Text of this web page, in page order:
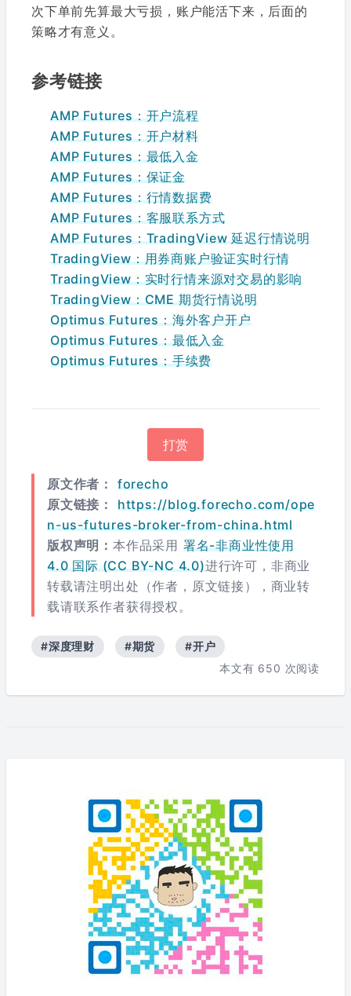
次下单前先算最大亏损，账户能活下来，后面的
策略才有意义。
参考链接
AMP Futures：开户流程
AMP Futures：开户材料
AMP Futures：最低入金
AMP Futures：保证金
AMP Futures：行情数据费
AMP Futures：客服联系方式
AMP Futures：TradingView 延迟行情说明
TradingView：用券商账户验证实时行情
TradingView：实时行情来源对交易的影响
TradingView：CME 期货行情说明
Optimus Futures：海外客户开户
Optimus Futures：最低入金
Optimus Futures：手续费
打赏
原文作者：
forecho
原文链接：
https://blog.forecho.com/ope
n-us-futures-broker-from-china.html
版权声明： 本作品采用 署名-非商业性使用
4.0 国际 (CC BY-NC 4.0)进行许可，非商业
转载请注明出处（作者，原文链接），商业转
载请联系作者获得授权。
#深度理财 #期货
#开户
本文有 650 次阅读